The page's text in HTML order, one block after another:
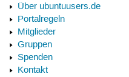
Über ubuntuusers.de
Portalregeln
Mitglieder
Gruppen
Spenden
Kontakt